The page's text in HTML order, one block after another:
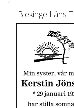
Blekinge Läns